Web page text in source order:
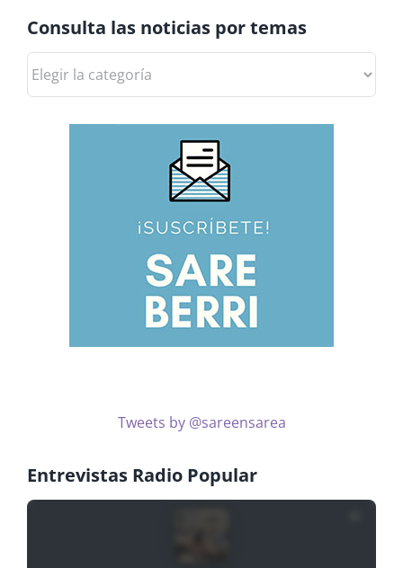
Consulta las noticias por temas
las
Tweets by @sareensarea
Entrevistas Radio Popular